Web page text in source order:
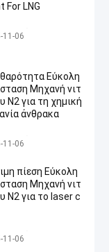
For LNG
αζώτου PSA
11-06
Εύκολη
Μηχανή νιτ
N2 για τη χημική
άνθρακα
αζώτου PSA
11-06
πίεση Εύκολη
Μηχανή νιτ
N2 για το laser c
αζώτου PSA
11-06